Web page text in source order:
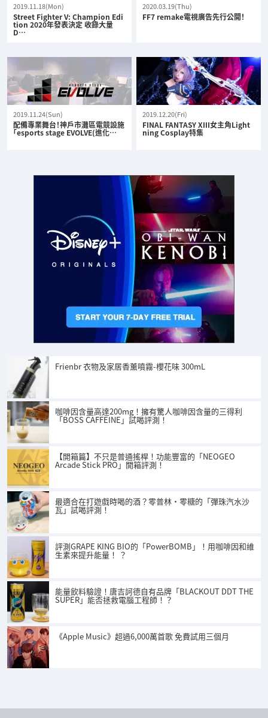
2019.11.18(Mon)
Street Fighter V: Champion Edi
tion 2020年發表決定 收錄大量
D…
2020.03.19(Thu)
FF7 remake電視廣告先行公開！
2019.11.24(Sun)
配備專業舞台！神戶市灘區電競設施
「esports stage EVOLVE(進化…
2019.12.20(Fri)
FINAL FANTASY XIII女主角Light
ning Cosplay特集
Frienbr 衣物及家居香薰噴霧-櫻花味 300mL
咖啡因含量高達200mg！擁有驚人咖啡因含量的三得利
「BOSS CAFFEINE」試喝評測！
【開箱篇】不只是普通搖桿！功能豐富的「NEOGEO
Arcade Stick PRO」開箱評測！
最適合在打遊戲時喝的酒？零普林・零糖的「彈珠汽水沙
瓦」試喝評測！
評測GRAPE KING BIO的「PowerBOMB」！用咖啡因和維
生素來提升能量！ ？
能量飲料驗證！唐吉訶德自有品牌「BLACKOUT DDT THE
SUPER」能否拯救電腦工程師！？
《Apple Music》超過6,000萬首歌 免費試用三個月